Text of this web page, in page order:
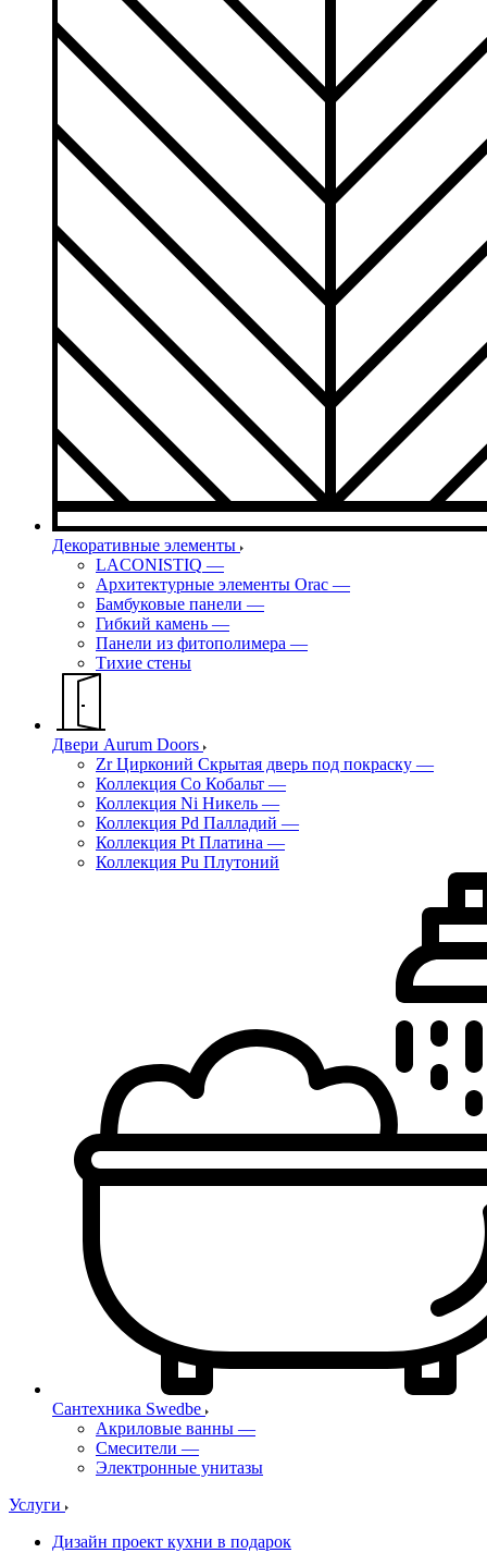
Декоративные элементы
LACONISTIQ —
Архитектурные элементы Orac —
Бамбуковые панели —
Гибкий камень —
Панели из фитополимера —
Тихие стены
Двери Aurum Doors
Zr Цирконий Скрытая дверь под покраску —
Коллекция Co Кобальт —
Коллекция Ni Никель —
Коллекция Pd Палладий —
Коллекция Pt Платина —
Коллекция Pu Плутоний
Сантехника Swedbe
Акриловые ванны —
Смесители —
Электронные унитазы
Услуги
Дизайн проект кухни в подарок